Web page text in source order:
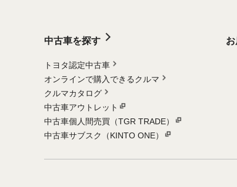
中古車を探す
トヨタ認定中古車
オンラインで購入できるクルマ
クルマカタログ
中古車アウトレット
中古車個人間売買（TGR TRADE）
中古車サブスク（KINTO ONE）